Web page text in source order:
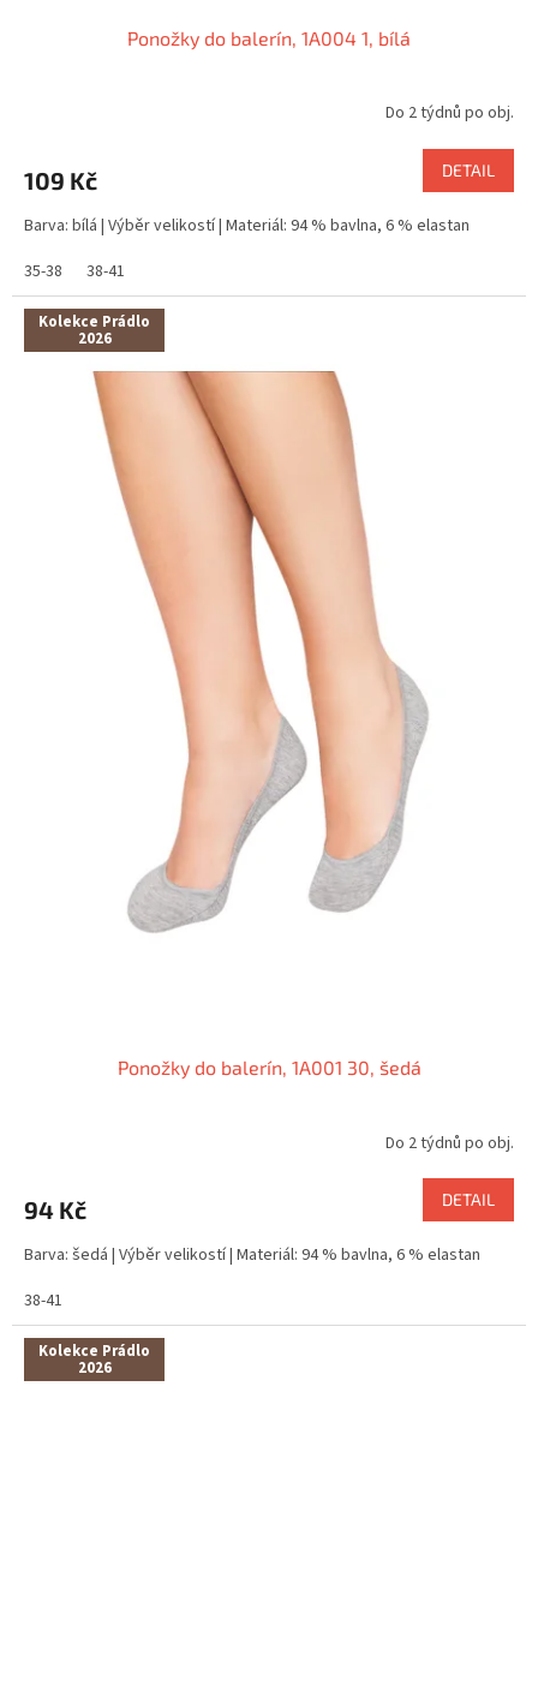
Ponožky do balerín, 1A004 1, bílá
Do 2 týdnů po obj.
109 Kč DETAIL
Barva: bílá | Výběr velikostí | Materiál: 94 % bavlna, 6 % elastan
35-38
38-41
Kolekce Prádlo
2026
Ponožky do balerín, 1A001 30, šedá
Do 2 týdnů po obj.
94 Kč DETAIL
Barva: šedá | Výběr velikostí | Materiál: 94 % bavlna, 6 % elastan
38-41
Kolekce Prádlo
2026